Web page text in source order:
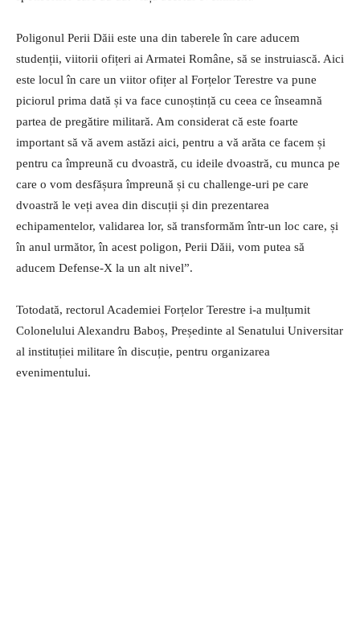
Poligonul Perii Dăii este una din taberele în care aducem
studenții, viitorii ofițeri ai Armatei Române, să se instruiască. Aici
este locul în care un viitor ofițer al Forțelor Terestre va pune
piciorul prima dată și va face cunoștință cu ceea ce înseamnă
partea de pregătire militară. Am considerat că este foarte
important să vă avem astăzi aici, pentru a vă arăta ce facem și
pentru ca împreună cu dvoastră, cu ideile dvoastră, cu munca pe
care o vom desfășura împreună și cu challenge-uri pe care
dvoastră le veți avea din discuții și din prezentarea
echipamentelor, validarea lor, să transformăm într-un loc care, și
în anul următor, în acest poligon, Perii Dăii, vom putea să
aducem Defense-X la un alt nivel”.
Totodată, rectorul Academiei Forțelor Terestre i-a mulțumit
Colonelului Alexandru Baboș, Președinte al Senatului Universitar
al instituției militare în discuție, pentru organizarea
evenimentului.